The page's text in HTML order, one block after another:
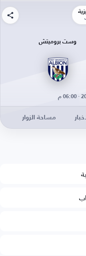
وست بروميتش
مساحة الزوار